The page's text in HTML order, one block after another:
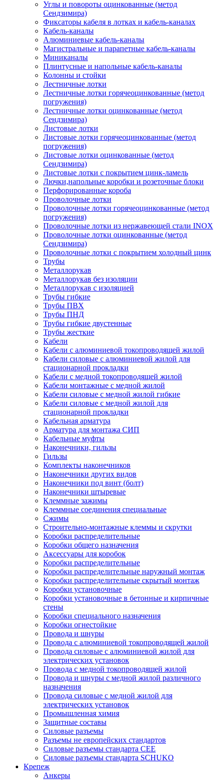
Углы и повороты оцинкованные (метод
Сендзимира)
Фиксаторы кабеля в лотках и кабель-каналах
Кабель-каналы
Алюминиевые кабель-каналы
Магистральные и парапетные кабель-каналы
Миниканалы
Плинтусные и напольные кабель-каналы
Колонны и стойки
Лестничные лотки
Лестничные лотки горячеоцинкованные (метод
погружения)
Лестничные лотки оцинкованные (метод
Сендзимира)
Листовые лотки
Листовые лотки горячеоцинкованные (метод
погружения)
Листовые лотки оцинкованные (метод
Сендзимира)
Листовые лотки с покрытием цинк-ламель
Лючки,напольные коробки и розеточные блоки
Перфорированные короба
Проволочные лотки
Проволочные лотки горячеоцинкованные (метод
погружения)
Проволочные лотки из нержавеющей стали INOX
Проволочные лотки оцинкованные (метод
Сендзимира)
Проволочные лотки с покрытием холодный цинк
Трубы
Металлорукав
Металлорукав без изоляции
Металлорукав с изоляцией
Трубы гибкие
Трубы ПВХ
Трубы ПНД
Трубы гибкие двустенные
Трубы жесткие
Кабели
Кабели с алюминиевой токопроводящей жилой
Кабели силовые с алюминиевой жилой для
стационарной прокладки
Кабели с медной токопроводящей жилой
Кабели монтажные с медной жилой
Кабели силовые с медной жилой гибкие
Кабели силовые с медной жилой для
стационарной прокладки
Кабельная арматура
Арматура для монтажа СИП
Кабельные муфты
Наконечники, гильзы
Гильзы
Комплекты наконечников
Наконечники других видов
Наконечники под винт (болт)
Наконечники штыревые
Клеммные зажимы
Клеммные соединения специальные
Сжимы
Строительно-монтажные клеммы и скрутки
Коробки распределительные
Коробки общего назначения
Аксессуары для коробок
Коробки распределительные
Коробки распределительные наружный монтаж
Коробки распределительные скрытый монтаж
Коробки установочные
Коробки установочные в бетонные и кирпичные
стены
Коробки специального назначения
Коробки огнестойкие
Провода и шнуры
Провода с алюминиевой токопроводящей жилой
Провода силовые с алюминиевой жилой для
электрических установок
Провода с медной токопроводящей жилой
Провода и шнуры с медной жилой различного
назначения
Провода силовые с медной жилой для
электрических установок
Промышленная химия
Защитные составы
Силовые разъемы
Разъемы не европейских стандартов
Силовые разъемы стандарта CEE
Силовые разъемы стандарта SCHUKO
Крепеж
Анкеры